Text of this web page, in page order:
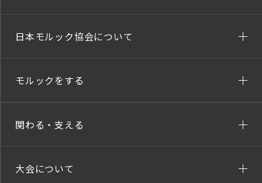
日本モルック協会について
モルックをする
関わる・支える
大会について